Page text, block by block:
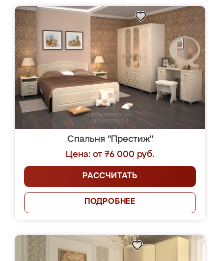
Спальня "Престиж"
Цена: от 76 000 руб.
РАССЧИТАТЬ
ПОДРОБНЕЕ